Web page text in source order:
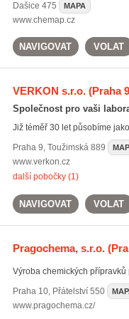
Dašice 475 MAPA
www.chemap.cz
NAVIGOVAT VOLAT
VERKON s.r.o.(Praha
Společnost pro vaši
Již téměř 30 let působíme
Praha 9, Toužimská 889
www.verkon.cz
další pobočky (1)
NAVIGOVAT VOLAT
Pragochema, s.r.o.
Výroba chemických
Praha 10, Přátelství 550
www.pragochema.cz/